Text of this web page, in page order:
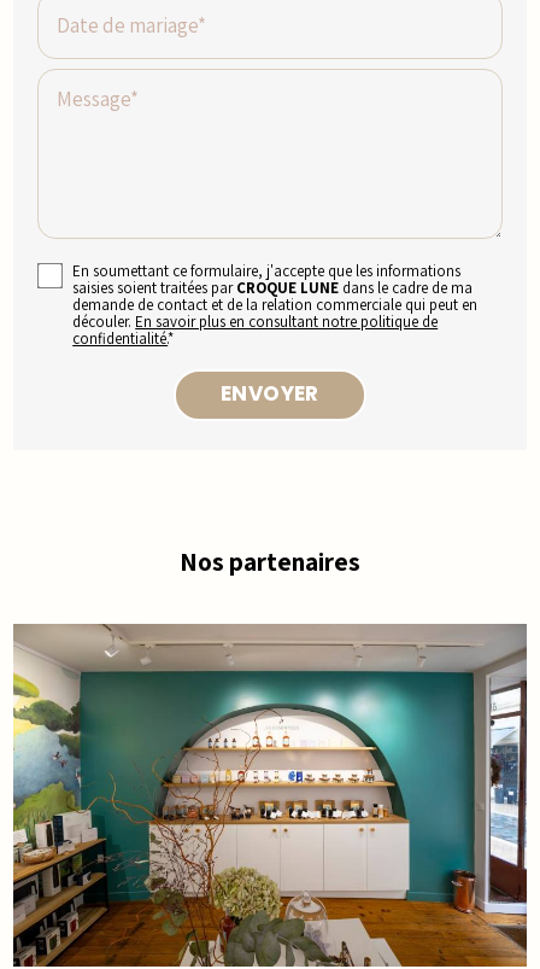
Date de mariage*
Message*
En soumettant ce formulaire, j'accepte que les informations
saisies soient traitées parCROQUE LUNE dans le cadre de ma
demande de contact et de la relation commerciale qui peut en
découler. En savoir plus en consultant notre politique de
confidentialité.*
Nos partenaires